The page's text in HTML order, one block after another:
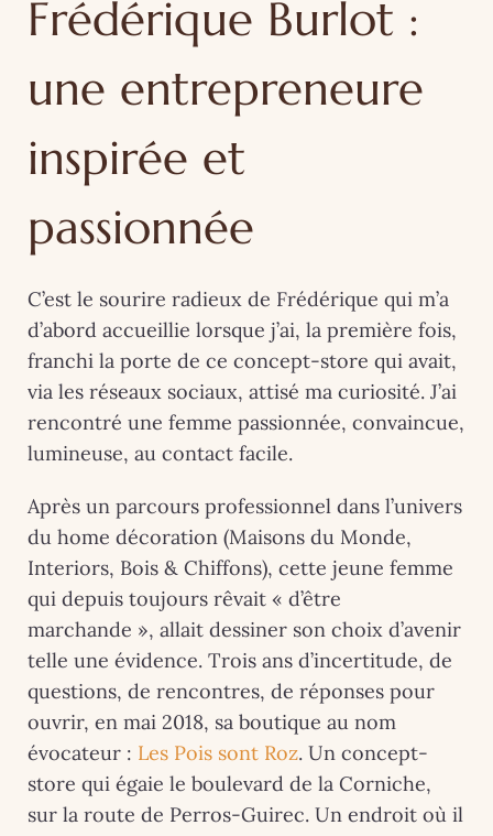
Frédérique Burlot :
une entrepreneure
inspirée et
passionnée
C’est le sourire radieux de Frédérique qui m’a
d’abord accueillie lorsque j’ai, la première fois,
franchi la porte de ce concept-store qui avait,
via les réseaux sociaux, attisé ma curiosité. J’ai
rencontré une femme passionnée, convaincue,
lumineuse, au contact facile.
Après un parcours professionnel dans l’univers
du home décoration (Maisons du Monde,
Interiors, Bois & Chiffons), cette jeune femme
qui depuis toujours rêvait « d’être
marchande », allait dessiner son choix d’avenir
telle une évidence. Trois ans d’incertitude, de
questions, de rencontres, de réponses pour
ouvrir, en mai 2018, sa boutique au nom
évocateur : Les Pois sont Roz. Un concept-
store qui égaie le boulevard de la Corniche,
sur la route de Perros-Guirec. Un endroit où il